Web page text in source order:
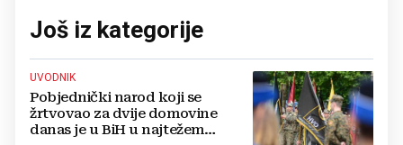
Još iz kategorije
UVODNIK
Pobjednički narod koji se
žrtvovao za dvije domovine
danas je u BiH u najtežem